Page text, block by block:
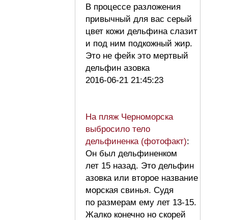
В процессе разложения
привычный для вас серый
цвет кожи дельфина слазит
и под ним подкожный жир.
Это не фейк это мертвый
дельфин азовка
2016-06-21 21:45:23
На пляж Черноморска
выбросило тело
дельфиненка (фотофакт):
Он был дельфиненком
лет 15 назад. Это дельфин
азовка или второе название
морская свинья. Судя
по размерам ему лет 13-15.
Жалко конечно но скорей